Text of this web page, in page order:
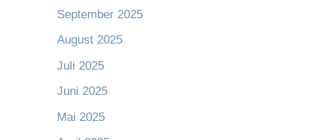
September 2025
August 2025
Juli 2025
Juni 2025
Mai 2025